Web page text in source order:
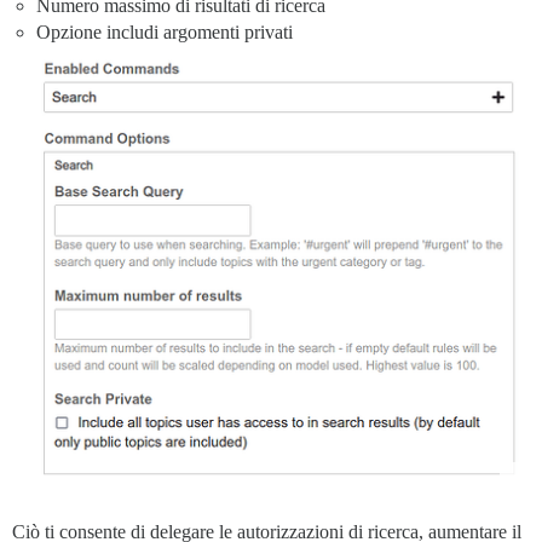
Numero massimo di risultati di ricerca
Opzione includi argomenti privati
Ciò ti consente di delegare le autorizzazioni di ricerca, aumentare il